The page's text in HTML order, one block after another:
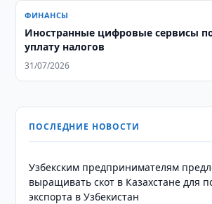
ФИНАНСЫ
Иностранные цифровые сервисы
уплату налогов
31/07/2026
ПОСЛЕДНИЕ НОВОСТИ
Узбекским предпринимателям
выращивать скот в Казахстане для
экспорта в Узбекистан